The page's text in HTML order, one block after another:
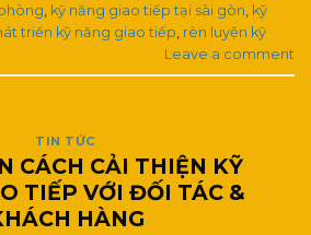
kỹ năng giao tiếp tại sài gòn kỹ
triển kỹ năng giao tiếp rèn luyện kỹ
Leave a comment
TIN TỨC
CÁCH CẢI THIỆN KỸ
TIẾP VỚI ĐỐI TÁC &
HÀNG